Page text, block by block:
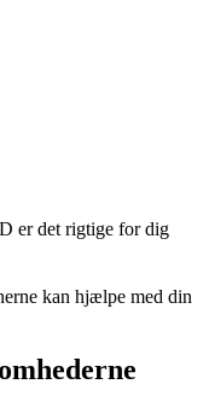
er det rigtige for dig
kan hjælpe med din